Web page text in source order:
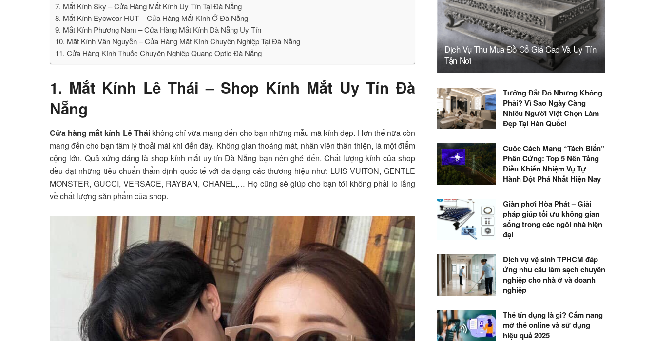
7. Mắt Kính Sky – Cửa Hàng Mắt Kính Uy Tín Tại Đà Nẵng
8. Mắt Kính Eyewear HUT – Cửa Hàng Mắt Kính Ở Đà Nẵng
9. Mắt Kính Phương Nam – Cửa Hàng Mắt Kính Đà Nẵng Uy Tín
10. Mắt Kính Vân Nguyễn – Cửa Hàng Mắt Kính Chuyên Nghiệp Tại Đà Nẵng
11. Cửa Hàng Kính Thuốc Chuyên Nghiệp Quang Optic Đà Nẵng
1. Mắt Kính Lê Thái – Shop Kính Mắt Uy Tín Đà
Nẵng
Cửa hàng mắt kính Lê Tháikhông chỉ vừa mang đến cho bạn những mẫu mã kính đẹp. Hơn thế nữa còn
mang đến cho bạn tâm lý thoải mái khi đến đây. Không gian thoáng mát, nhân viên thân thiện, là một điểm
cộng lớn. Quả xứng đáng là shop kính mắt uy tín Đà Nẵng bạn nên ghé đến. Chất lượng kính của shop
đều đạt những tiêu chuẩn thẩm định quốc tế với đa dạng các thương hiệu như: LUIS VUITON, GENTLE
MONSTER, GUCCI, VERSACE, RAYBAN, CHANEL,… Họ cũng sẽ giúp cho bạn tới không phải lo lắng
về chất lượng sản phẩm của shop.
Dịch Vụ Thu Mua Đồ Cổ Giá Cao Và Uy Tín
Tận Nơi
Tưởng Đắt Đỏ Nhưng Không
Phải? Vì Sao Ngày Càng
Nhiều Người Việt Chọn Làm
Đẹp Tại Hàn Quốc!
Cuộc Cách Mạng “Tách Biến”
Phần Cứng: Top 5 Nền Tảng
Điều Khiển Nhiệm Vụ Tự
Hành Đột Phá Nhất Hiện Nay
Giàn phơi Hòa Phát – Giải
pháp giúp tối ưu không gian
sống trong các ngôi nhà hiện
đại
Dịch vụ vệ sinh TPHCM đáp
ứng nhu cầu làm sạch chuyên
nghiệp cho nhà ở và doanh
nghiệp
Thẻ tín dụng là gì? Cẩm nang
mở thẻ online và sử dụng
hiệu quả 2025